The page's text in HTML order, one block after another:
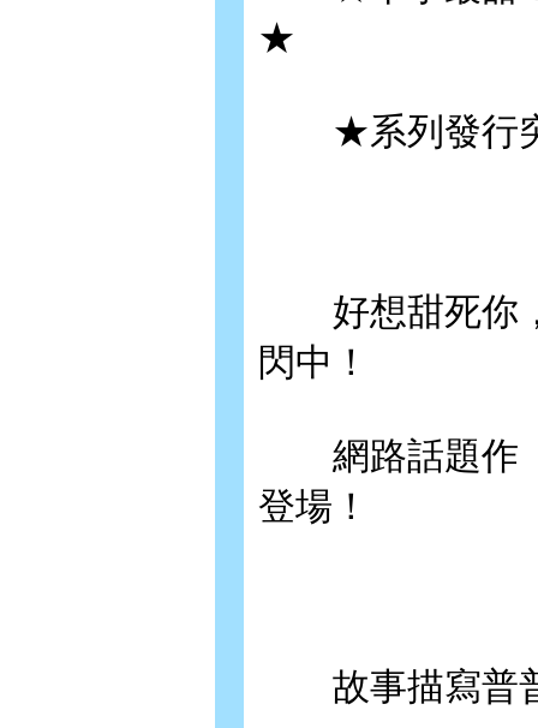
★
★系列發行
好想甜死你，
閃中！
網路話題作「
登場！
故事描寫普普